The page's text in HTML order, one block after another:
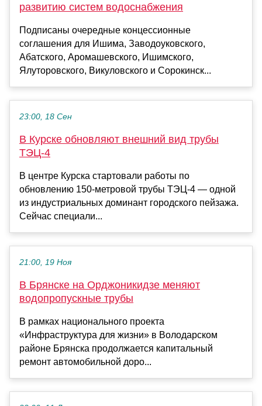
развитию систем водоснабжения
Подписаны очередные концессионные
соглашения для Ишима, Заводоуковского,
Абатского, Аромашевского, Ишимского,
Ялуторовского, Викуловского и Сорокинск...
23:00, 18 Сен
В Курске обновляют внешний вид трубы
ТЭЦ-4
В центре Курска стартовали работы по
обновлению 150-метровой трубы ТЭЦ-4 — одной
из индустриальных доминант городского пейзажа.
Сейчас специали...
21:00, 19 Ноя
В Брянске на Орджоникидзе меняют
водопропускные трубы
В рамках национального проекта
«Инфраструктура для жизни» в Володарском
районе Брянска продолжается капитальный
ремонт автомобильной доро...